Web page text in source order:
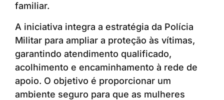
familiar.
A iniciativa integra a estratégia da Polícia
Militar para ampliar a proteção às vítimas,
garantindo atendimento qualificado,
acolhimento e encaminhamento à rede de
apoio. O objetivo é proporcionar um
ambiente seguro para que as mulheres